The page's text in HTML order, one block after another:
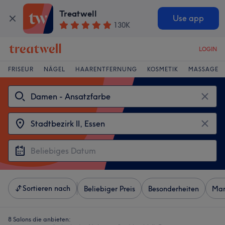
Treatwell
130K
Use app
LOGIN
FRISEUR NÄGEL HAARENTFERNUNG KOSMETIK MASSAGE
Sortieren nach Beliebiger Preis Besonderheiten
8 Salons die anbieten: